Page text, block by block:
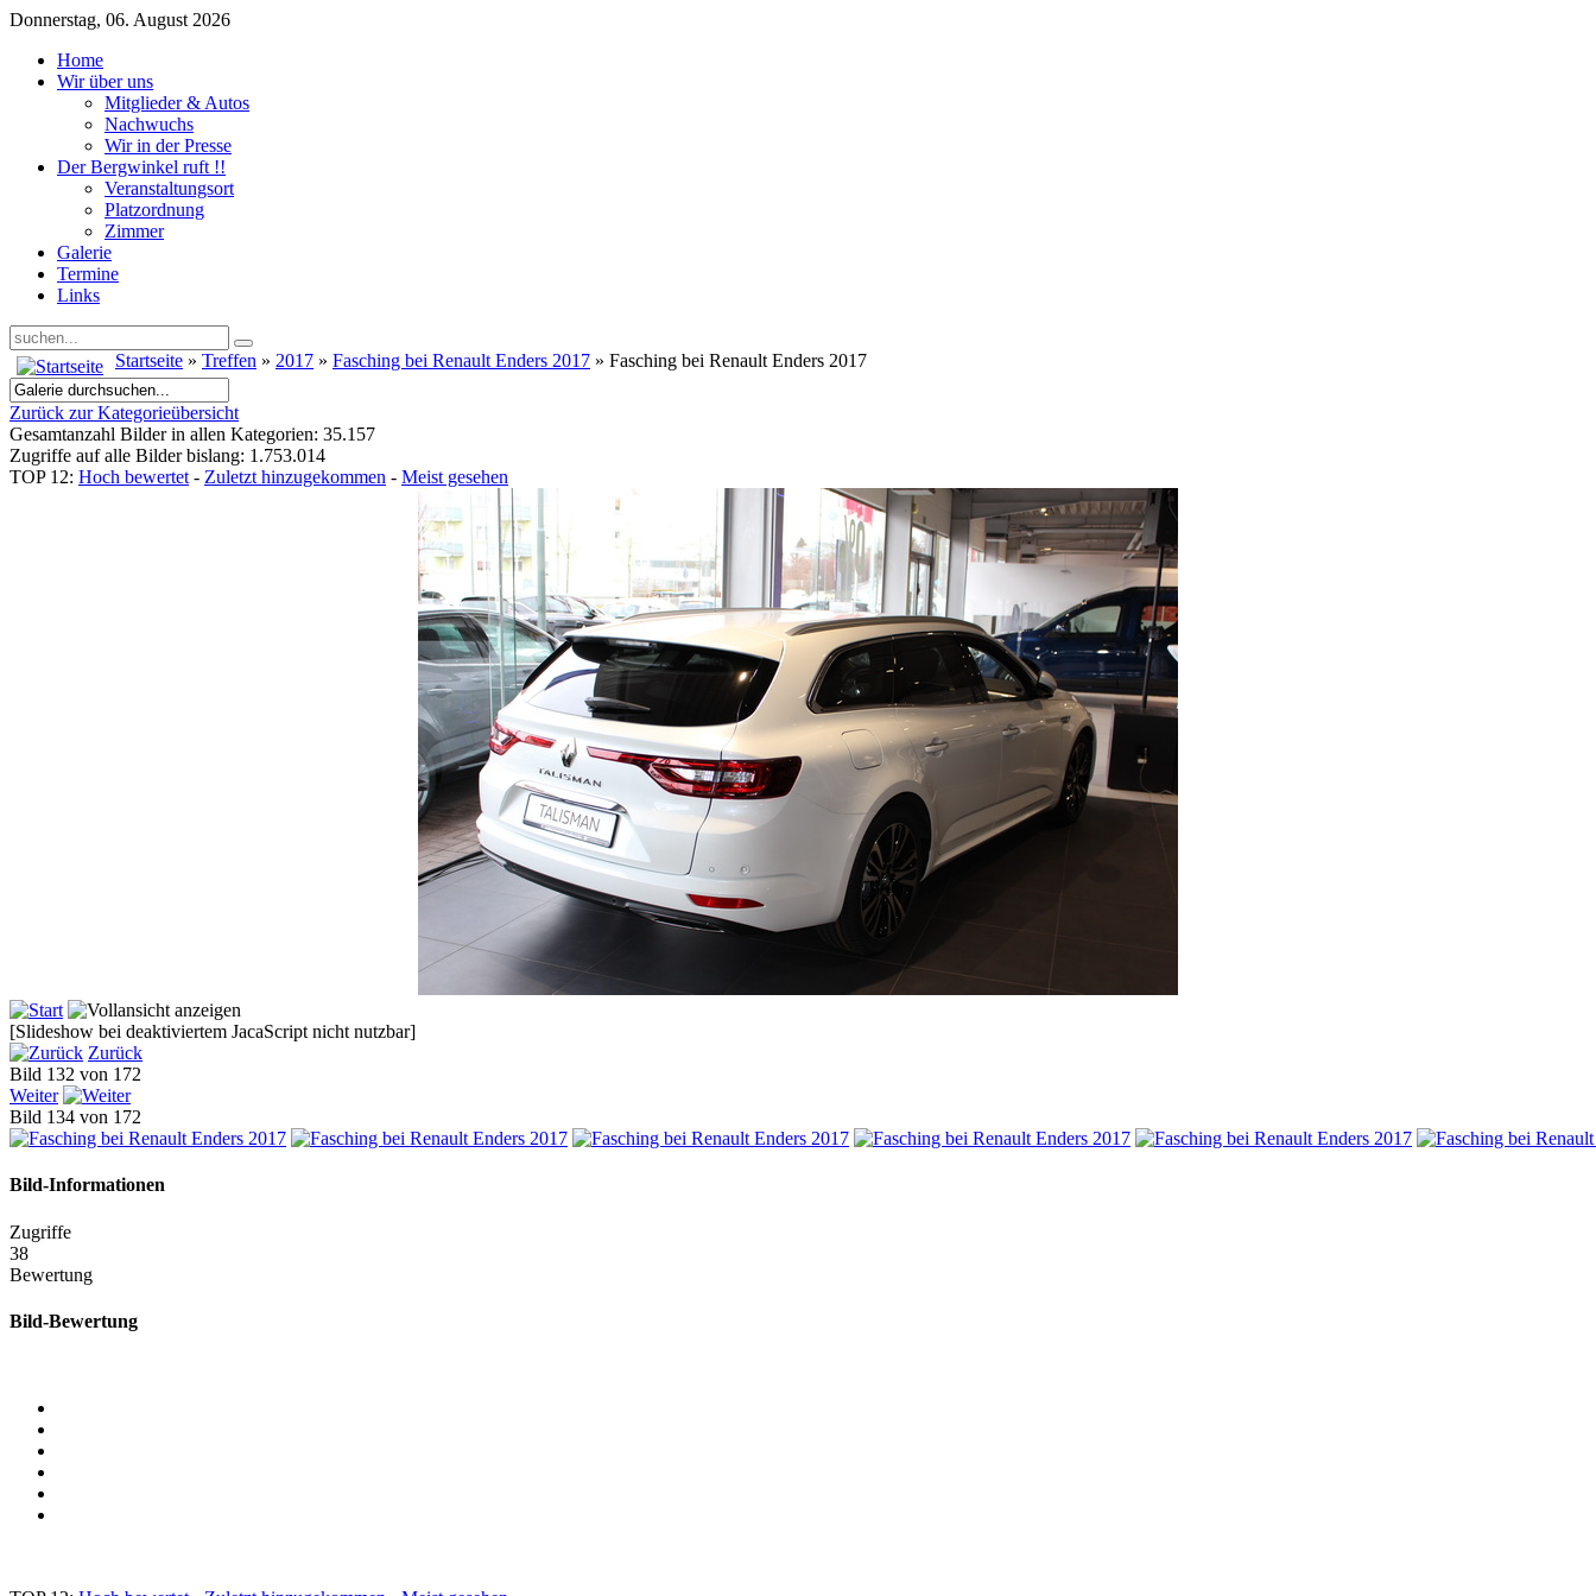
Donnerstag, 06. August 2026
Home
Wir über uns
Mitglieder & Autos
Nachwuchs
Wir in der Presse
Der Bergwinkel ruft !!
Veranstaltungsort
Platzordnung
Zimmer
Galerie
Termine
Links
Startseite » Treffen » 2017 » Fasching bei Renault Enders 2017 » Fasching bei Renault Enders 2017
Zurück zur Kategorieübersicht
Gesamtanzahl Bilder in allen Kategorien: 35.157
Zugriffe auf alle Bilder bislang: 1.753.014
TOP 12: Hoch bewertet - Zuletzt hinzugekommen - Meist gesehen
[Slideshow bei deaktiviertem JacaScript nicht nutzbar]
Zurück
Bild 132 von 172
Weiter
Bild 134 von 172
Bild-Informationen
Zugriffe
38
Bewertung
Bild-Bewertung